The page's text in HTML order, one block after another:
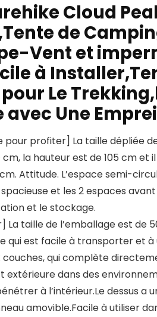
Cloud
de
Vent et
à
Le
Une
pour profiter] La taille dépliée
cm, la hauteur est de 105 cm et
Attitude. L’espace semi-
spacieuse et les 2 espaces
et le stockage.
taille de l’emballage est de
qui est facile à transporter et
qui complète
extérieure dans des
à l’intérieur.Le dessus a
amovible.Facile à utiliser